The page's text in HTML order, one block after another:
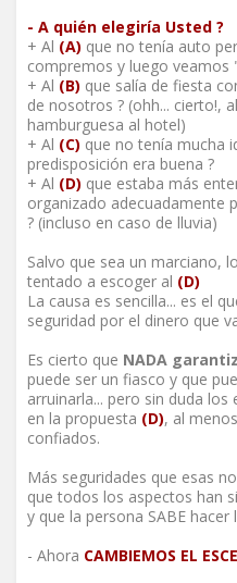
- A quién elegiría Usted ?
+ Al (A) que no tenía auto
compremos y luego veamos
+ Al (B) que salía de fiesta
de nosotros ? (ohh... cierto!,
hamburguesa al hotel)
+ Al (C) que no tenía mucha
predisposición era buena ?
+ Al (D) que estaba más
organizado adecuadamente
? (incluso en caso de lluvia)
Salvo que sea un marciano,
tentado a escoger al (D)
La causa es sencilla... es el
seguridad por el dinero que
Es cierto que NADA
puede ser un fiasco y que
arruinarla... pero sin duda
en la propuesta (D), al
confiados.
Más seguridades que esas
que todos los aspectos han
y que la persona SABE hacer
- Ahora CAMBIEMOS EL